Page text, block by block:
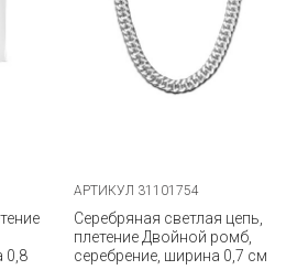
0,8
АРТИКУЛ 31101754
Серебряная светлая цепь,
плетение Двойной ромб,
серебрение, ширина 0,7 см